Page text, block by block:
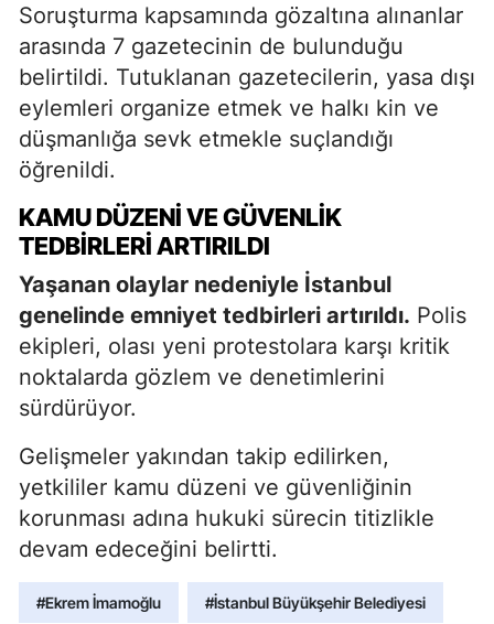
Soruşturma kapsamında gözaltına alınanlar
arasında 7 gazetecinin de bulunduğu
belirtildi. Tutuklanan gazetecilerin, yasa dışı
eylemleri organize etmek ve halkı kin ve
düşmanlığa sevk etmekle suçlandığı
öğrenildi.
KAMU DÜZENI VE GÜVENLIK
TEDBIRLERI ARTIRILDI
Yaşanan olaylar nedeniyle İstanbul
genelinde emniyet tedbirleri artırıldı. Polis
ekipleri, olası yeni protestolara karşı kritik
noktalarda gözlem ve denetimlerini
sürdürüyor.
Gelişmeler yakından takip edilirken,
yetkililer kamu düzeni ve güvenliğinin
korunması adına hukuki sürecin titizlikle
devam edeceğini belirtti.
#Ekrem İmamoğlu #İstanbul Büyükşehir Belediyesi